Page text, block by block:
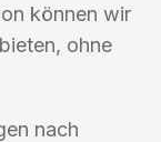
können wir
ohne
nach